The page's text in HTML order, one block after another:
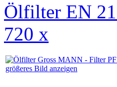
Ölfilter EN
720 x
größeres Bild anzeigen